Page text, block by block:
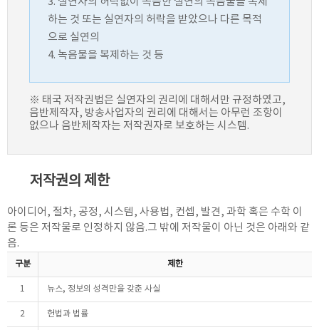
하는 것 또는 실연자의 허락을 받았으나 다른 목적
으로 실연의
4. 녹음물을 복제하는 것 등
※ 태국 저작권법은 실연자의 권리에 대해서만 규정하였고,
음반제작자, 방송사업자의 권리에 대해서는 아무런 조항이
없으나 음반제작자는 저작권자로 보호하는 시스템.
저작권의 제한
아이디어, 절차, 공정, 시스템, 사용법, 컨셉, 발견, 과학 혹은 수학 이
론 등은 저작물로 인정하지 않음.그 밖에 저작물이 아닌 것은 아래와 같
음.
구분 제한
1 뉴스, 정보의 성격만을 갖춘 사실
2 헌법과 법률